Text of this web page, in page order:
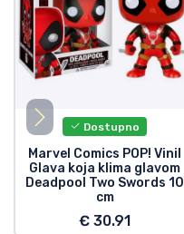
Dostupno
Marvel Comics POP! Vinil
Glava koja klima glavom
Deadpool Two Swords 10
cm
€ 30.91